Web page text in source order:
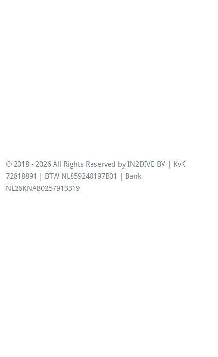
© 2018 - 2026 All Rights Reserved by IN2DIVE BV | KvK
72818891 | BTW NL859248197B01 | Bank
NL26KNAB0257913319